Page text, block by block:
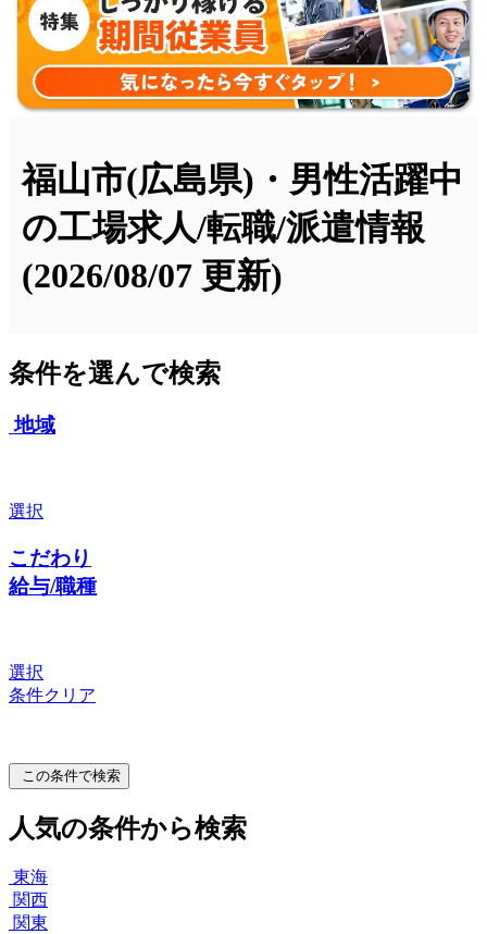
福山市(広島県)・男性活躍中
の工場求人/転職/派遣情報
(2026/08/07 更新)
条件を選んで検索
地域
選択
こだわり
給与/職種
選択
条件クリア
この条件で検索
人気の条件から検索
東海
関西
関東